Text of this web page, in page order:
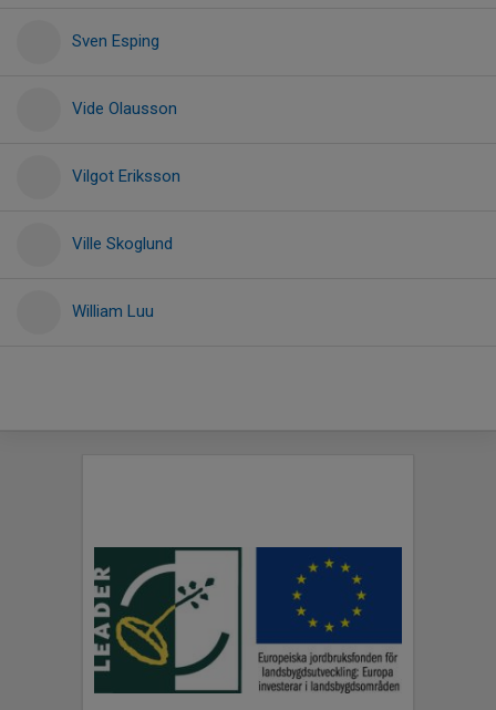
Sven Esping
Vide Olausson
Vilgot Eriksson
Ville Skoglund
William Luu